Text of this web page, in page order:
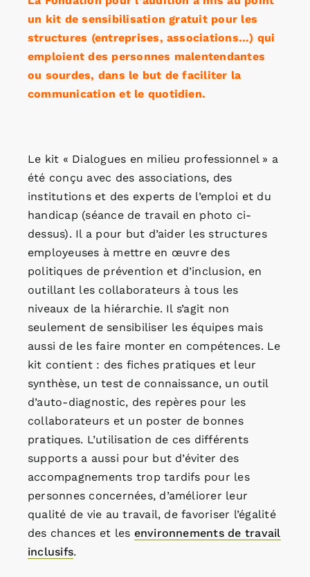
un kit de sensibilisation gratuit pour les
structures (entreprises, associations…) qui
emploient des personnes malentendantes
ou sourdes, dans le but de faciliter la
communication et le quotidien.
Le kit « Dialogues en milieu professionnel » a
été conçu avec des associations, des
institutions et des experts de l’emploi et du
handicap (séance de travail en photo ci-
dessus). Il a pour but d’aider les structures
employeuses à mettre en œuvre des
politiques de prévention et d’inclusion, en
outillant les collaborateurs à tous les
niveaux de la hiérarchie. Il s’agit non
seulement de sensibiliser les équipes mais
aussi de les faire monter en compétences. Le
kit contient : des fiches pratiques et leur
synthèse, un test de connaissance, un outil
d’auto-diagnostic, des repères pour les
collaborateurs et un poster de bonnes
pratiques. L’utilisation de ces différents
supports a aussi pour but d’éviter des
accompagnements trop tardifs pour les
personnes concernées, d’améliorer leur
qualité de vie au travail, de favoriser l’égalité
des chances et les environnements de travail
inclusifs.